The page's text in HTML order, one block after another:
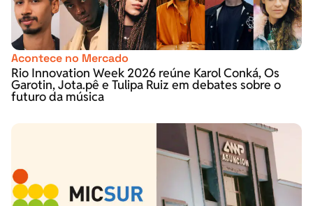
Acontece no Mercado
Rio Innovation Week 2026 reúne Karol Conká, Os
Garotin, Jota.pê e Tulipa Ruiz em debates sobre o
futuro da música